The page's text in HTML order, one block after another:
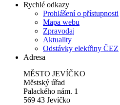
Rychlé odkazy
Prohlášení o přístupnosti
Mapa webu
Zpravodaj
Aktuality
Odstávky elektřiny ČEZ
Adresa
MĚSTO JEVÍČKO
Městský úřad
Palackého nám. 1
569 43 Jevíčko